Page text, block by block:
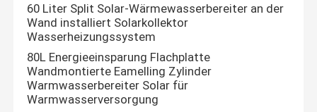
60 Liter Split Solar-Wärmewasserbereiter an der
Wand installiert Solarkollektor
Wasserheizungssystem
80L Energieeinsparung Flachplatte
Wandmontierte Eamelling Zylinder
Warmwasserbereiter Solar für
Warmwasserversorgung